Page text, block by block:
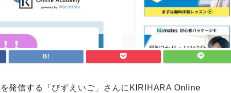
発信する「びずえいご」さんにKIRIHARA Online